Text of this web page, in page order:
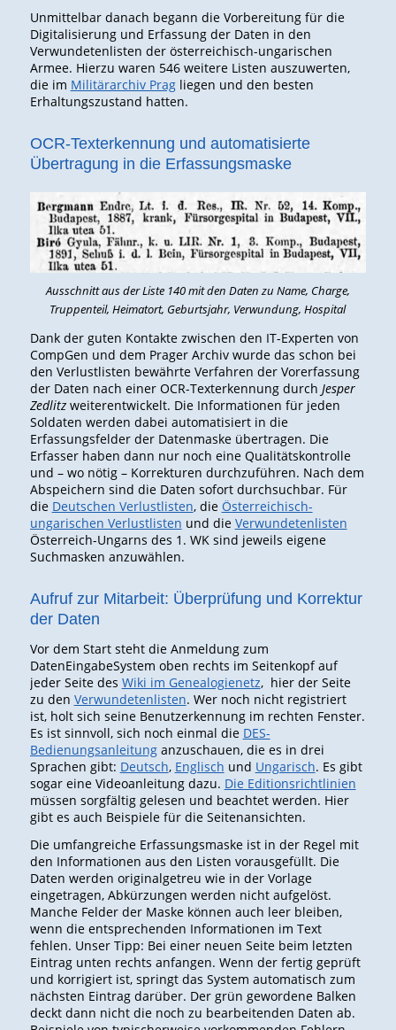
Unmittelbar danach begann die Vorbereitung für die
Digitalisierung und Erfassung der Daten in den
Verwundetenlisten der österreichisch-ungarischen
Armee. Hierzu waren 546 weitere Listen auszuwerten,
die im Militärarchiv Pragliegen und den besten
Erhaltungszustand hatten.
OCR-Texterkennung und automatisierte
Übertragung in die Erfassungsmaske
Ausschnitt aus der Liste 140 mit den Daten zu Name, Charge,
Truppenteil, Heimatort, Geburtsjahr, Verwundung, Hospital
Dank der guten Kontakte zwischen den IT-Experten von
CompGen und dem Prager Archiv wurde das schon bei
den Verlustlisten bewährte Verfahren der Vorerfassung
der Daten nach einer OCR-Texterkennung durch Jesper
Zedlitzweiterentwickelt. Die Informationen für jeden
Soldaten werden dabei automatisiert in die
Erfassungsfelder der Datenmaske übertragen. Die
Erfasser haben dann nur noch eine Qualitätskontrolle
und – wo nötig – Korrekturen durchzuführen. Nach dem
Abspeichern sind die Daten sofort durchsuchbar. Für
die Deutschen Verlustlisten, die Österreichisch-
ungarischen Verlustlisten und die Verwundetenlisten
Österreich-Ungarns des 1. WK sind jeweils eigene
Suchmasken anzuwählen.
Aufruf zur Mitarbeit: Überprüfung und Korrektur
der Daten
Vor dem Start steht die Anmeldung zum
DatenEingabeSystem oben rechts im Seitenkopf auf
jeder Seite des Wiki im Genealogienetz, hier der Seite
zu den Verwundetenlisten. Wer noch nicht registriert
ist, holt sich seine Benutzerkennung im rechten Fenster.
Es ist sinnvoll, sich noch einmal die DES-
Bedienungsanleitunganzuschauen, die es in drei
Sprachen gibt: Deutsch, Englisch und Ungarisch. Es gibt
sogar eine Videoanleitung dazu. Die Editionsrichtlinien
müssen sorgfältig gelesen und beachtet werden. Hier
gibt es auch Beispiele für die Seitenansichten.
Die umfangreiche Erfassungsmaske ist in der Regel mit
den Informationen aus den Listen vorausgefüllt. Die
Daten werden originalgetreu wie in der Vorlage
eingetragen, Abkürzungen werden nicht aufgelöst.
Manche Felder der Maske können auch leer bleiben,
wenn die entsprechenden Informationen im Text
fehlen. Unser Tipp: Bei einer neuen Seite beim letzten
Eintrag unten rechts anfangen. Wenn der fertig geprüft
und korrigiert ist, springt das System automatisch zum
nächsten Eintrag darüber. Der grün gewordene Balken
deckt dann nicht die noch zu bearbeitenden Daten ab.